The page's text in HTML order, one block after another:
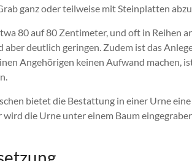
ganz oder teilweise mit Steinplatten
80 auf 80 Zentimeter, und oft in Reihen
aber deutlich geringen. Zudem ist das
Angehörigen keinen Aufwand machen,
bietet die Bestattung in einer Urne
die Urne unter einem Baum